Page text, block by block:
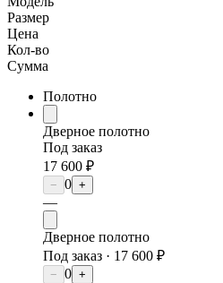
Размер
Цена
Кол-во
Сумма
Полотно
Дверное полотно
Под заказ
17 600 ₽
− 0 +
—
Дверное полотно
Под заказ · 17 600 ₽
− 0 +